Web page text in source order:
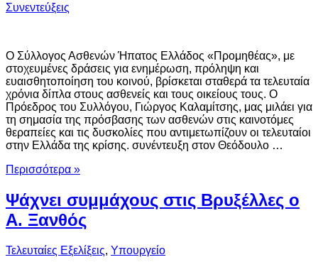
Συνεντεύξεις
Ο Σύλλογος Ασθενών Ήπατος Ελλάδος «Προμηθέας», με
στοχευμένες δράσεις για ενημέρωση, πρόληψη και
ευαισθητοποίηση του κοινού, βρίσκεται σταθερά τα τελευταία
χρόνια δίπλα στους ασθενείς και τους οικείους τους. Ο
Πρόεδρος του Συλλόγου, Γιώργος Καλαμίτσης, μας μιλάει για
τη σημασία της πρόσβασης των ασθενών στις καινοτόμες
θεραπείες και τις δυσκολίες που αντιμετωπίζουν οι τελευταίοι
στην Ελλάδα της κρίσης. συνέντευξη στον Θεόδουλο …
Περισσότερα »
Ψάχνει συμμάχους στις Βρυξέλλες ο
Α. Ξανθός
Τελευταίες Εξελίξεις, Υπουργείο